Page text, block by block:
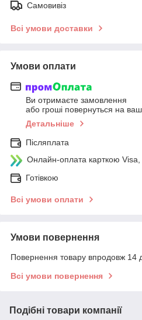
Самовивіз
Всі умови доставки
Умови оплати
Ви отримаєте замовлення
або гроші повернуться на
Детальніше
Післяплата
Онлайн-оплата карткою
Готівкою
Всі умови оплати
Умови повернення
Повернення товару впродовж 14
Всі умови повернення
Подібні товари компанії